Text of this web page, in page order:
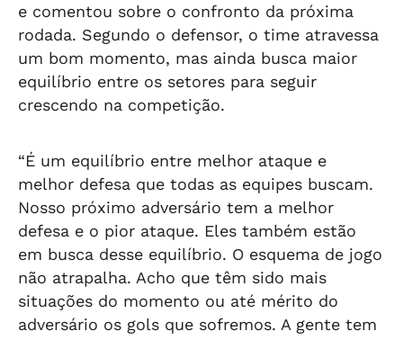
e comentou sobre o confronto da próxima
rodada. Segundo o defensor, o time atravessa
um bom momento, mas ainda busca maior
equilíbrio entre os setores para seguir
crescendo na competição.
“É um equilíbrio entre melhor ataque e
melhor defesa que todas as equipes buscam.
Nosso próximo adversário tem a melhor
defesa e o pior ataque. Eles também estão
em busca desse equilíbrio. O esquema de jogo
não atrapalha. Acho que têm sido mais
situações do momento ou até mérito do
adversário os gols que sofremos. A gente tem